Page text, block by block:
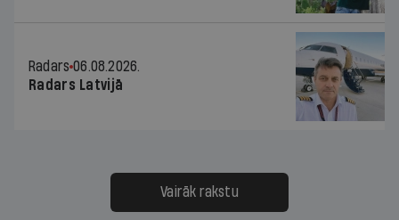
Radars 06.08.2026.
Radars Latvijā
Vairāk rakstu